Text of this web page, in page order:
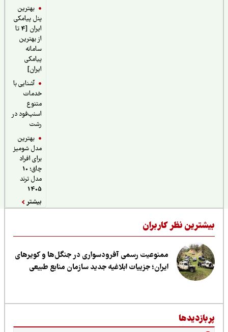
بهترین
پنل پیامکی
ایران [4 تا
از بهترین
سامانه
پیامکی
آشنایی با
خدمات
اسنپ‌فود در
بهترین
مدل شومیز
برای افراد
چاق؛ 10
مدل ترند
نظر کاربران
ممنوعیت رسمی آفرودسواری در جنگل‌ها و کویرهای
ایران؛ جزییات ابلاغیه جدید سازمان منابع طبیعی